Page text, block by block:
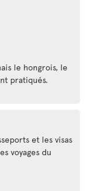
le hongrois, le
pratiqués.
et les visas
voyages du